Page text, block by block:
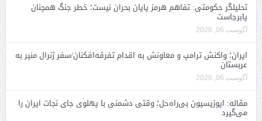
تحلیلگر حکومتی: تفاهم هرمز پایان بحران نیست؛ خطر جنگ همچنان
پابرجاست
آگوست 06, 2026
ایران؛ واکنش ترامپ و معاونش به اقدام تفرقه‌افکنان/سفر ژنرال منیر به
عربستان
آگوست 06, 2026
مقاله: اپوزیسیون بی‌راه‌حل؛ وقتی دشمنی با پهلوی جای نجات ایران را
می‌گیرد